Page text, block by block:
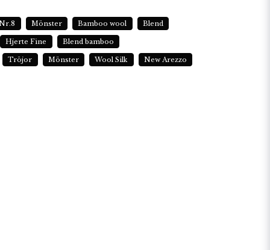
Mönster Bamboo wool Blend
Hjerte Fine Blend bamboo
Tröjor Mönster Wool Silk New Arezzo